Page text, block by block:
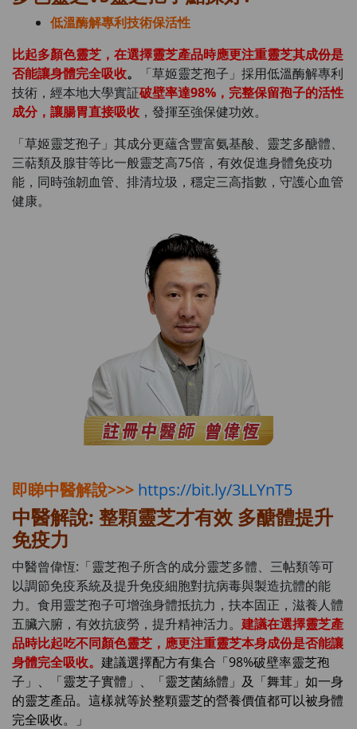
低溫酶解專利技術保活性
比起多顏色靈芝，在選擇靈芝產品時應更注重靈芝其成份是
否能讓身體完全吸收。
「草姬靈芝孢子」採用低溫酶解專利
技術，經本地大學實証破壁率達98%，完整保留孢子的活性
成分，讓腸胃直接吸收 ，發揮至強保健功效。
「草姬靈芝孢子」其成分更蘊含豐富氨基酸、靈芝多醣體、
三萜類及腺苷等比一般靈芝高75倍，有效促進身體免疫功
能，同時強韌血管、排清垃圾，穩定三高指數，守護心血管
健康。
即睇中醫解說>>> https://bit.ly/3LLYnT5
中醫解說: 整顆靈芝才有效 多醣體提升
免疫力
中醫曾偉恆:「靈芝孢子所含的成分靈芝多體、三帖類等可
以調節免疫系統及提升免疫細胞對抗病毒與製造抗體的能
力。食用靈芝孢子可增強身體抵抗力，扶本固正，滋養人體
五臟六腑，有效抗疲勞，提升精神活力。 建議在選擇靈芝產
品時比起吃不同顏色靈芝，應更注重靈芝本身成份是否能讓
身體完全吸收。 建議選擇配方有集合「98%破壁率靈芝孢
子」、「靈芝子實體」、「靈芝菌絲體」及「舞茸」如一身
的靈芝產品。這樣就等於整顆靈芝的營養價值都可以被身體
完全吸收。
」